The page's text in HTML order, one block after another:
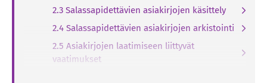
2.3 Salassapidettävien asiakirjojen käsittely
2.4 Salassapidettävien asiakirjojen arkistointi
2.5 Asiakirjojen laatimiseen liittyvät
vaatimukset